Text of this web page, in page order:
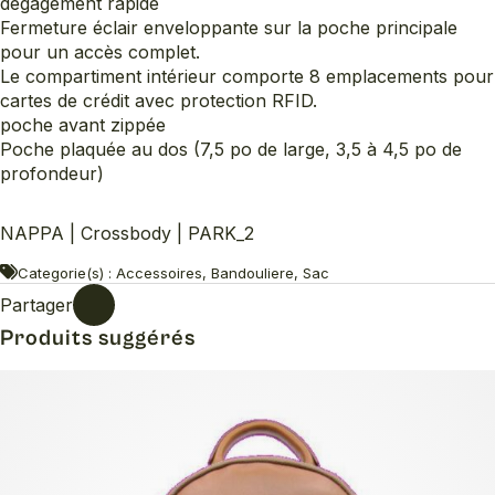
Fermeture éclair enveloppante sur la poche principale
pour un accès complet.
Le compartiment intérieur comporte 8 emplacements pour
cartes de crédit avec protection RFID.
poche avant zippée
Poche plaquée au dos (7,5 po de large, 3,5 à 4,5 po de
profondeur)
NAPPA | Crossbody | PARK_2
Categorie(s) : Accessoires, Bandouliere, Sac
Partager
Produits suggérés